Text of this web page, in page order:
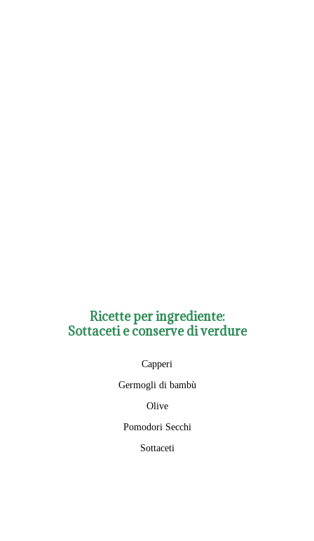
Ricette per ingrediente:
Sottaceti e conserve di verdure
Capperi
Germogli di bambù
Olive
Pomodori Secchi
Sottaceti